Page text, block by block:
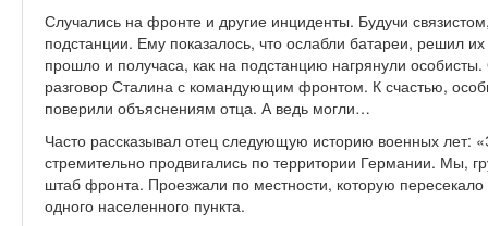
Случались на фронте и другие инциденты. Будучи
подстанции. Ему показалось, что ослабли батареи, решил
прошло и получаса, как на подстанцию нагрянули
разговор Сталина с командующим фронтом. К счастью,
поверили объяснениям отца. А ведь могли…
Часто рассказывал отец следующую историю военных лет:
стремительно продвигались по территории Германии. Мы,
штаб фронта. Проезжали по местности, которую
одного населенного пункта.